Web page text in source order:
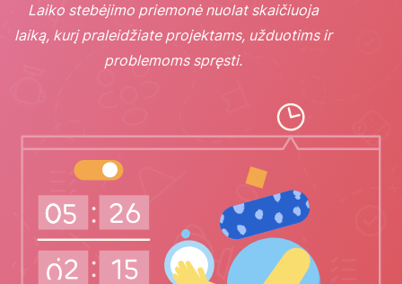
Laiko stebėjimo priemonė nuolat skaičiuoja
laiką, kurį praleidžiate projektams, užduotims ir
problemoms spręsti.